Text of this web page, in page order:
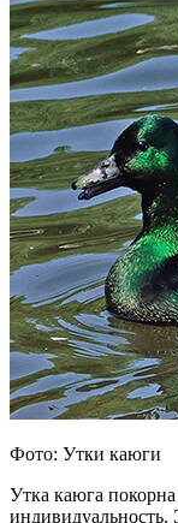
Фото: Утки каюги
Утка каюга